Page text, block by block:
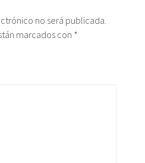
no será publicada.
marcados con *